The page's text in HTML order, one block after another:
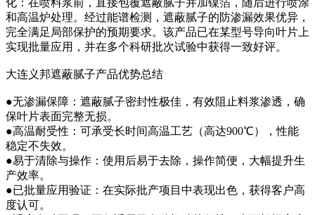
化：在喷料浆前，直接包覆遮蔽腻子并加镍箔，随后进行喷涂
和高温炉处理。经过能谱检测，遮蔽腻子的防渗漏效果优异，
完全满足局部保护的预期要求。该产品已在某型号导向叶片上
实现批量应用，并在多个科研批次试验中获得一致好评。
大连义邦遮蔽腻子产品优势总结
●无渗漏保障：遮蔽腻子密封性极佳，有效阻止料浆渗透，确
保叶片表面完整无损。
●高温耐受性：可承受长时间高温工艺（高达900℃），性能
稳定不失效。
●易于清除与操作：使用后易于去除，操作简便，大幅提升生
产效率。
●已批量应用验证：在实际批产项目中表现出色，获得客户高
度认可。